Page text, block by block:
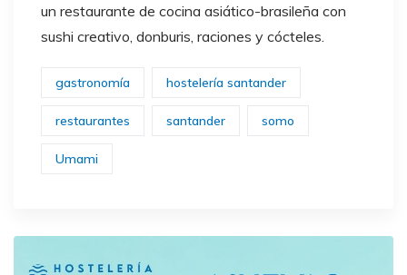
un restaurante de cocina asiático-brasileña con
sushi creativo, donburis, raciones y cócteles.
gastronomía hostelería santander
restaurantes santander somo
Umami